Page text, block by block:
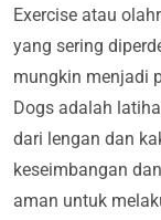
Exercise atau
yang sering
mungkin menjadi
Dogs adalah
dari lengan dan
keseimbangan
aman untuk